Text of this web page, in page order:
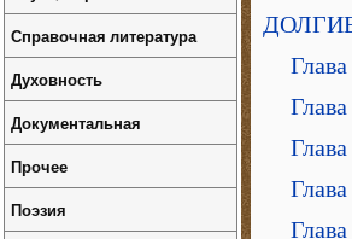
Справочная литература
Духовность
Документальная
Прочее
Поэзия